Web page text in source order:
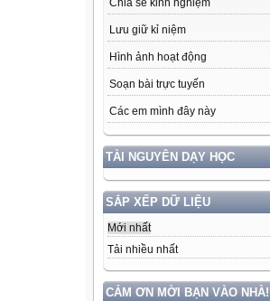
Chia sẻ kinh nghiệm
Lưu giữ kỉ niệm
Hình ảnh hoạt động
Soạn bài trực tuyến
Các em mình đây này
TÀI NGUYÊN DẠY HỌC
SẮP XẾP DỮ LIỆU
Mới nhất
Tải nhiều nhất
CẢM ƠN MỜI BẠN VÀO NHÀ!